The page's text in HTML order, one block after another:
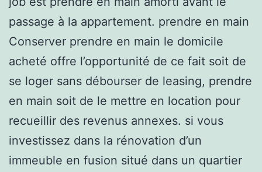
passage à la appartement. prendre en main
Conserver prendre en main le domicile
acheté offre l’opportunité de ce fait soit de
se loger sans débourser de leasing, prendre
en main soit de le mettre en location pour
recueillir des revenus annexes. si vous
investissez dans la rénovation d’un
immeuble en fusion situé dans un quartier